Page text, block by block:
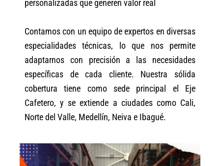
personalizadas que generen valor real
Contamos con un equipo de expertos en diversas
especialidades técnicas, lo que nos permite
adaptarnos con precisión a las necesidades
específicas de cada cliente. Nuestra sólida
cobertura tiene como sede principal el Eje
Cafetero, y se extiende a ciudades como Cali,
Norte del Valle, Medellín, Neiva e Ibagué.